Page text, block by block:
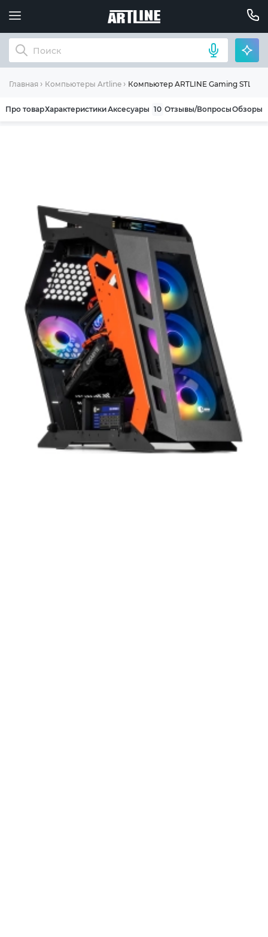
Главная Компьютеры Artline Компьютер ARTLINE Gaming STLKR
Про товарХарактеристикиАксесуары 10 Отзывы/ВопросыОбзоры
ОБЩИЕ УСЛОВИЯ ГАРАНТИИ
Компания ARTLINE благодарит Вас за выбор
нашей продукции. Мы уверены, что
приобретенная вами техника будет служить
вам долгие годы при соблюдении правил
эксплуатации и хранения.
Artline комп'ютери